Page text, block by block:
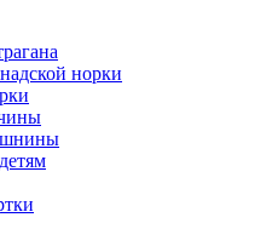
норки